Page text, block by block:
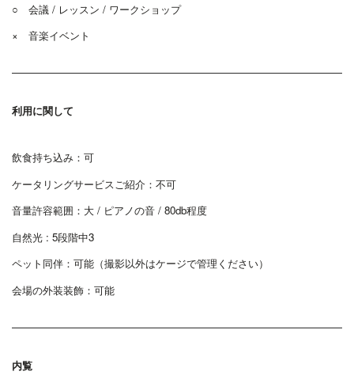
○ 会議 / レッスン / ワークショップ
× 音楽イベント
利用に関して
飲食持ち込み：可
ケータリングサービスご紹介：不可
音量許容範囲：大 / ピアノの音 / 80db程度
自然光 : 5段階中3
ペット同伴：可能（撮影以外はケージで管理ください）
会場の外装装飾：可能
内覧